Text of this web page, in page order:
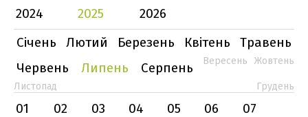
2024 2025
2026
Січень
Лютий Березень Квітень
Травень
Червень
Липень Серпень Вересень Жовтень
Листопад Грудень
01 02 03 04 05 06
07